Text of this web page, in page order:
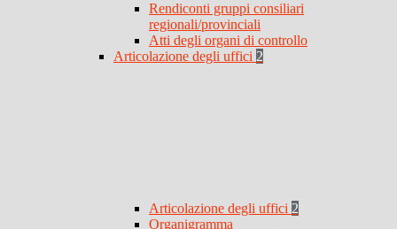
Rendiconti gruppi consiliari
regionali/provinciali
Atti degli organi di controllo
Articolazione degli uffici 2
Articolazione degli uffici 2
Organigramma